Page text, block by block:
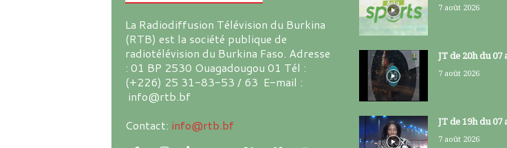
La Radiodiffusion Télévision du Burkina
(RTB) est la société publique de
radiotélévision du Burkina Faso. Adresse
: 01 BP 2530 Ouagadougou 01 Tél :
(+226) 25 31-83-53 / 63 E-mail :
info@rtb.bf
Contact: info@rtb.bf
7 août 2026
JT de 20h du 07
7 août 2026
JT de 19h du 07
7 août 2026